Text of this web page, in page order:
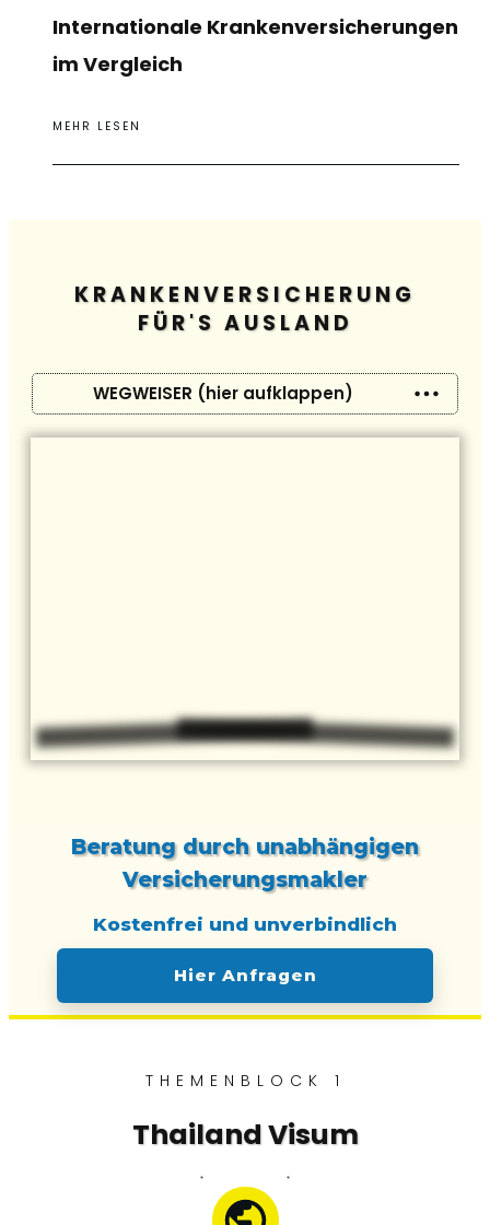
Internationale Krankenversicherungen
im Vergleich
MEHR LESEN
KRANKENVERSICHERUNG
FÜR'S AUSLAND
WEGWEISER (hier aufklappen)
Beratung durch unabhängigen
Versicherungsmakler
Kostenfrei und unverbindlich
Hier Anfragen
THEMENBLOCK 1
Thailand Visum